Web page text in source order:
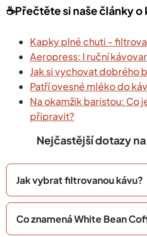
☕️Přečtěte si naše články o
Kapky plné chuti -
Aeropress: I ruční
Jak si vychovat dobrého
Patří ovesné mléko do
Na okamžik baristou: Co
připravit?
Nejčastější dotazy
Jak vybrat filtrovanou kávu?
Co znamená White Bean